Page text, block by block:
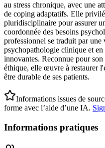
au stress chronique, avec une
de coping adaptatifs. Elle
pluridisciplinaire pour assurer
coordonnée des besoins
professionnel se traduit par une
psychopathologie clinique et en
innovantes. Reconnue pour
éthique, elle œuvre à restaurer
être durable de ses patients.
Informations issues de
forme avec l’aide d’une IA.
Informations pratiques